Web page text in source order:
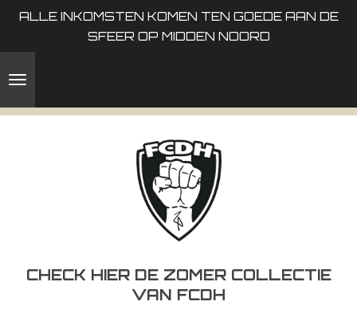
Ga
de
ALLE INKOMSTEN KOMEN TEN GOEDE AAN DE
SFEER OP MIDDEN NOORD
CHECK HIER DE ZOMER COLLECTIE
VAN FCDH